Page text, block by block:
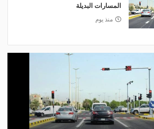
المسارات البديلة
منذ يوم